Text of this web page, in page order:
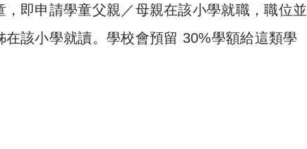
即申請學童父親／母親在該小學就職，職位並
該小學就讀。學校會預留 30%學額給這類學